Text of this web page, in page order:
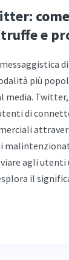
come
e
più
media. Twitter,
di
agli utenti
il